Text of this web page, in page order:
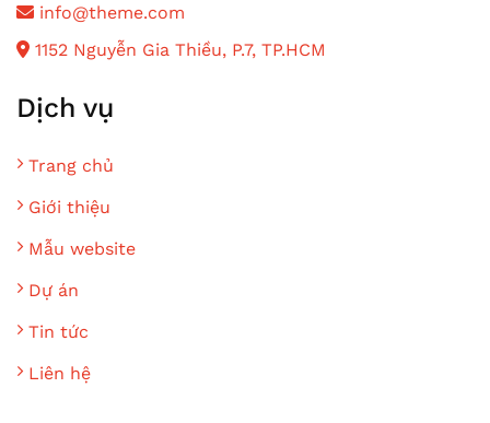
info@theme.com
1152 Nguyễn Gia Thiều, P.7, TP.HCM
Dịch vụ
Trang chủ
Giới thiệu
Mẫu website
Dự án
Tin tức
Liên hệ